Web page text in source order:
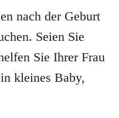
nach der Geburt
Seien Sie
Sie Ihrer Frau
kleines Baby,